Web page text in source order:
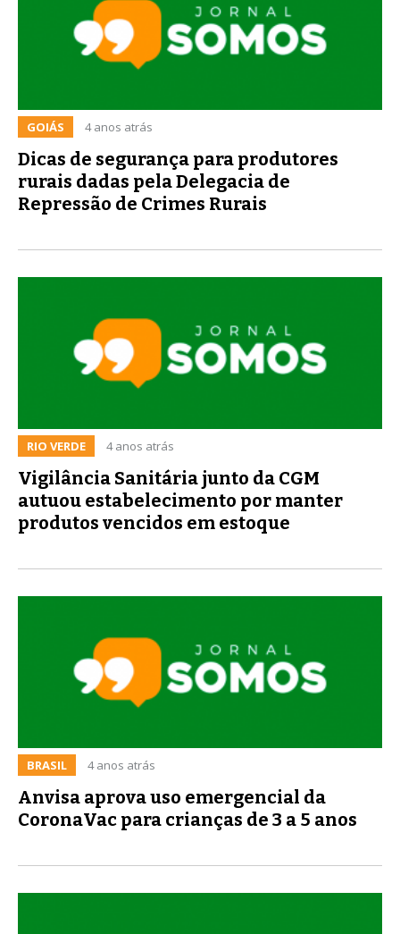
GOIÁS 4 anos atrás
Dicas de segurança para produtores
rurais dadas pela Delegacia de
Repressão de Crimes Rurais
RIO VERDE 4 anos atrás
Vigilância Sanitária junto da CGM
autuou estabelecimento por manter
produtos vencidos em estoque
BRASIL 4 anos atrás
Anvisa aprova uso emergencial da
CoronaVac para crianças de 3 a 5 anos